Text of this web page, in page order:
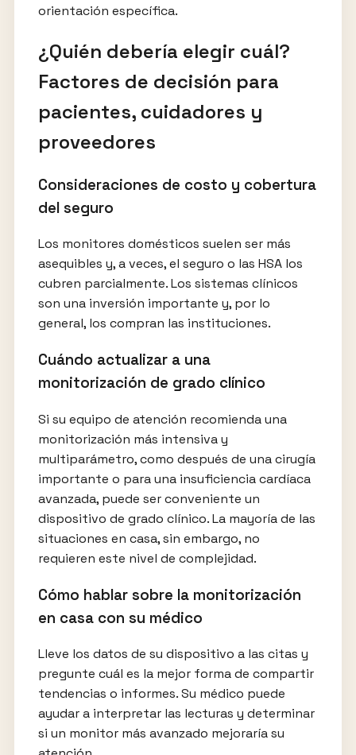
orientación específica.
¿Quién debería elegir cuál?
Factores de decisión para
pacientes, cuidadores y
proveedores
Consideraciones de costo y cobertura
del seguro
Los monitores domésticos suelen ser más
asequibles y, a veces, el seguro o las HSA los
cubren parcialmente. Los sistemas clínicos
son una inversión importante y, por lo
general, los compran las instituciones.
Cuándo actualizar a una
monitorización de grado clínico
Si su equipo de atención recomienda una
monitorización más intensiva y
multiparámetro, como después de una cirugía
importante o para una insuficiencia cardíaca
avanzada, puede ser conveniente un
dispositivo de grado clínico. La mayoría de las
situaciones en casa, sin embargo, no
requieren este nivel de complejidad.
Cómo hablar sobre la monitorización
en casa con su médico
Lleve los datos de su dispositivo a las citas y
pregunte cuál es la mejor forma de compartir
tendencias o informes. Su médico puede
ayudar a interpretar las lecturas y determinar
si un monitor más avanzado mejoraría su